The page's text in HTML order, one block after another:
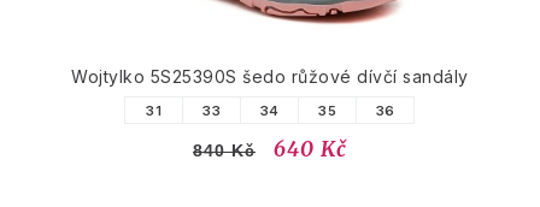
Wojtylko 5S25390S šedo růžové dívčí sandály
31 33 34 35 36
840 Kč 640 Kč